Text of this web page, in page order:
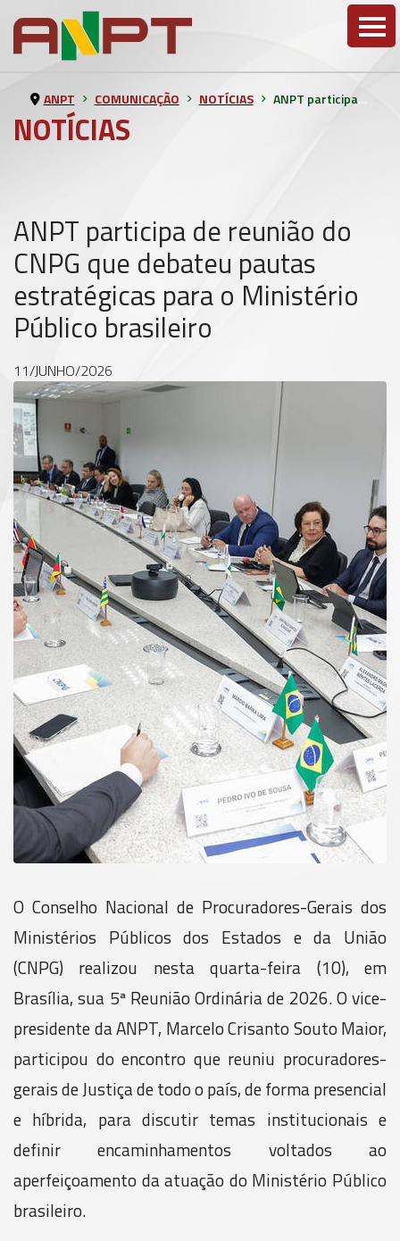
NOTÍCIAS
ANPT COMUNICAÇÃO NOTÍCIAS ANPT participa de reunião do CNPG que debateu pautas estratégicas para o Ministério Público brasileiro
ANPT participa de reunião do
CNPG que debateu pautas
estratégicas para o Ministério
Público brasileiro
11/JUNHO/2026
O Conselho Nacional de Procuradores-Gerais dos
Ministérios Públicos dos Estados e da União
(CNPG) realizou nesta quarta-feira (10), em
Brasília, sua 5ª Reunião Ordinária de 2026. O vice-
presidente da ANPT, Marcelo Crisanto Souto Maior,
participou do encontro que reuniu procuradores-
gerais de Justiça de todo o país, de forma presencial
e híbrida, para discutir temas institucionais e
definir encaminhamentos voltados ao
aperfeiçoamento da atuação do Ministério Público
brasileiro.